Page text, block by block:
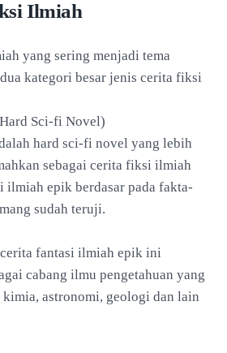
Ilmiah
yang sering menjadi tema
kategori besar jenis cerita fiksi
Sci-fi Novel)
hard sci-fi novel yang lebih
sebagai cerita fiksi ilmiah
ilmiah epik berdasar pada fakta-
sudah teruji.
fantasi ilmiah epik ini
cabang ilmu pengetahuan yang
astronomi, geologi dan lain